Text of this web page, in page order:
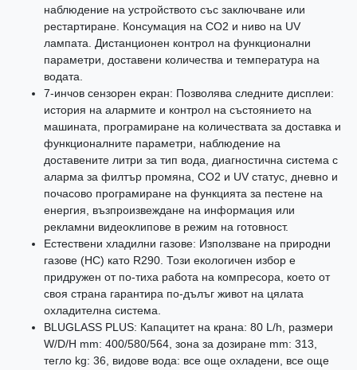
наблюдение на устройството със заключване или
рестартиране. Консумация на CO2 и ниво на UV
лампата. Дистанционен контрол на функционални
параметри, доставени количества и температура на
водата.
7-инчов сензорен екран: Позволява следните дисплеи:
история на алармите и контрол на състоянието на
машината, програмиране на количествата за доставка и
функционалните параметри, наблюдение на
доставените литри за тип вода, диагностична система с
аларма за филтър промяна, CO2 и UV статус, дневно и
почасово програмиране на функцията за пестене на
енергия, възпроизвеждане на информация или
рекламни видеоклипове в режим на готовност.
Естествени хладилни газове: Използване на природни
газове (HC) като R290. Този екологичен избор е
придружен от по-тиха работа на компресора, което от
своя страна гарантира по-дълъг живот на цялата
охладителна система.
BLUGLASS PLUS: Капацитет на крана: 80 L/h, размери
W/D/H mm: 400/580/564, зона за дозиране mm: 313,
тегло kg: 36, видове вода: все още охладени, все още